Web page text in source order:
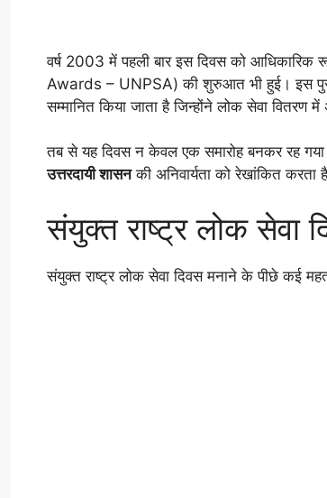
वर्ष 2003 में पहली बार इस दिवस को आधिकारिक
Awards – UNPSA) की शुरुआत भी हुई। इस
सम्मानित किया जाता है जिन्होंने लोक सेवा वितरण
तब से यह दिवस न केवल एक समारोह बनकर रह
उत्तरदायी शासनकी अनिवार्यता को रेखांकित करता
संयुक्त राष्ट्र लोक सेवा
संयुक्त राष्ट्र लोक सेवा दिवस मनाने के पीछे कई